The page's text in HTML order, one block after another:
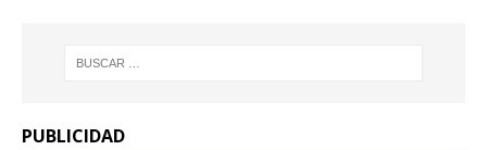
PUBLICIDAD